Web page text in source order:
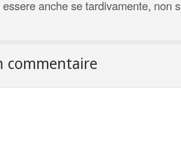
anche se tardivamente, non
commentaire